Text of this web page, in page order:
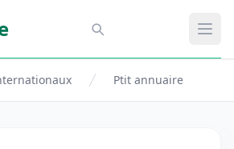
Ptit annuaire